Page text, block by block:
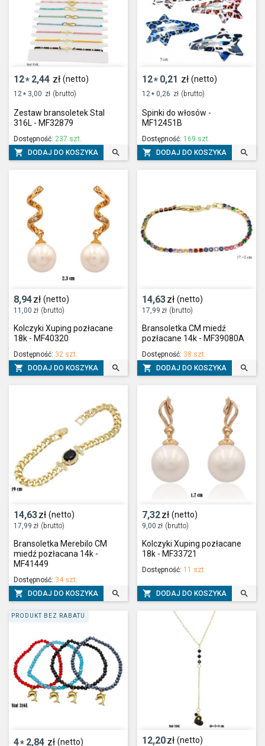
12* 2,44 zł (netto)
12 * 3,00 zł (brutto)
Zestaw bransoletek Stal
316L - MF32879
Dostępność: 237 szt.
 DODAJ DO KOSZYKA 
12* 0,21 zł (netto)
12 * 0,26 zł (brutto)
Spinki do włosów -
MF12451B
Dostępność: 169 szt.
 DODAJ DO KOSZYKA 
8,94zł (netto)
11,00 zł (brutto)
Kolczyki Xuping pozłacane
18k - MF40320
Dostępność: 32 szt.
 DODAJ DO KOSZYKA 
14,63zł (netto)
17,99 zł (brutto)
Bransoletka CM miedź
pozłacane 14k - MF39080A
Dostępność: 38 szt.
 DODAJ DO KOSZYKA 
14,63zł (netto)
17,99 zł (brutto)
Bransoletka Merebilo CM
miedź pozłacana 14k -
MF41449
Dostępność: 34 szt.
 DODAJ DO KOSZYKA 
7,32zł (netto)
9,00 zł (brutto)
Kolczyki Xuping pozłacane
18k - MF33721
Dostępność: 11 szt.
 DODAJ DO KOSZYKA 
4 2,84 zł (netto)
PRODUKT BEZ RABATU
12,20zł (netto)